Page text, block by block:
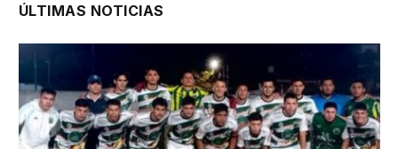
ÚLTIMAS NOTICIAS